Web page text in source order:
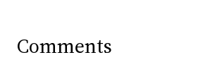
Comments